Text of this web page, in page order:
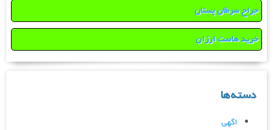
جراح سرطان پستان
خرید هاست ارزان
دسته‌ها
اگهی